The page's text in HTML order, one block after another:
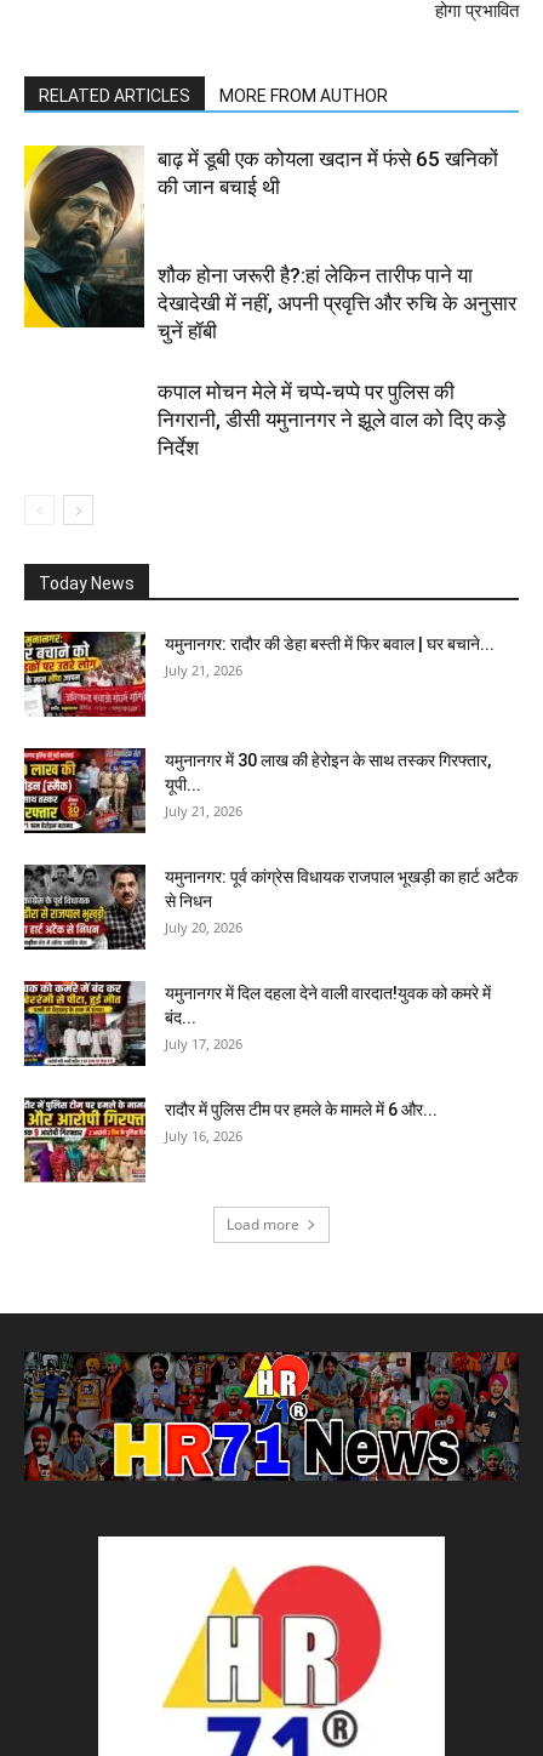
होगा प्रभावित
RELATED ARTICLES MORE FROM AUTHOR
बाढ़ में डूबी एक कोयला खदान में फंसे 65 खनिकों
की जान बचाई थी
शौक होना जरूरी है?:हां लेकिन तारीफ पाने या
देखादेखी में नहीं, अपनी प्रवृत्ति और रुचि के अनुसार
चुनें हॉबी
कपाल मोचन मेले में चप्पे-चप्पे पर पुलिस की
निगरानी, डीसी यमुनानगर ने झूले वाल को दिए कड़े
निर्देश
Today News
यमुनानगर: रादौर की डेहा बस्ती में फिर बवाल | घर बचाने...
July 21, 2026
यमुनानगर में 30 लाख की हेरोइन के साथ तस्कर गिरफ्तार,
यूपी...
July 21, 2026
यमुनानगर: पूर्व कांग्रेस विधायक राजपाल भूखड़ी का हार्ट अटैक
से निधन
July 20, 2026
यमुनानगर में दिल दहला देने वाली वारदात!युवक को कमरे में
बंद...
July 17, 2026
रादौर में पुलिस टीम पर हमले के मामले में 6 और...
July 16, 2026
Load more